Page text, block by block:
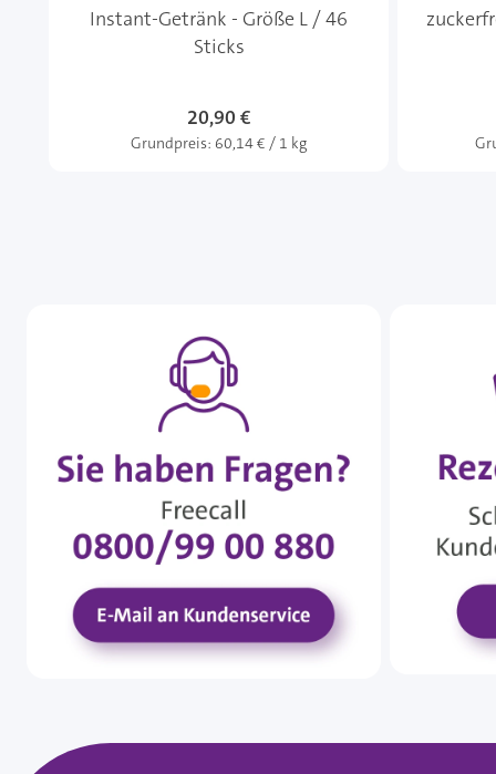
Instant-Getränk - Größe L / 46
Sticks
20,90 €
Grundpreis: 60,14 € / 1 kg